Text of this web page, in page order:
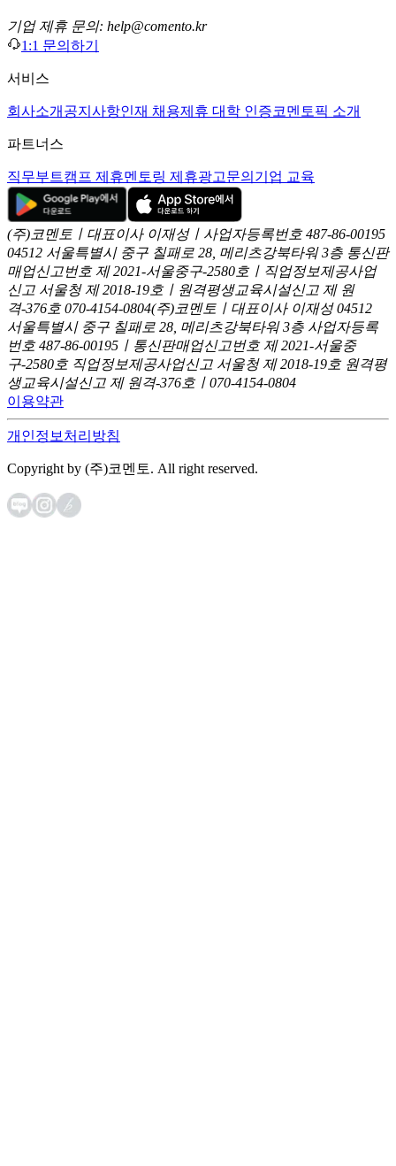
기업 제휴 문의: help@comento.kr
1:1 문의하기
서비스
회사소개 공지사항인재 채용제휴 대학 인증코멘토픽 소개
파트너스
직무부트캠프 제휴멘토링 제휴광고문의 기업 교육
(주)코멘토ㅣ대표이사 이재성ㅣ사업자등록번호 487-86-00195
04512 서울특별시 중구 칠패로 28, 메리츠강북타워 3층 통신판
매업신고번호 제 2021-서울중구-2580호ㅣ직업정보제공사업
신고 서울청 제 2018-19호ㅣ원격평생교육시설신고 제 원
격-376호 070-4154-0804(주)코멘토ㅣ대표이사 이재성 04512
서울특별시 중구 칠패로 28, 메리츠강북타워 3층 사업자등록
번호 487-86-00195ㅣ통신판매업신고번호 제 2021-서울중
구-2580호 직업정보제공사업신고 서울청 제 2018-19호 원격평
생교육시설신고 제 원격-376호ㅣ070-4154-0804
이용약관
개인정보처리방침
Copyright by (주)코멘토. All right reserved.